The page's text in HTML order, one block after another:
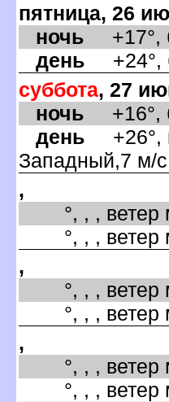
пятница, 26
ночь +17°,
день +24°,
суббота, 27
ночь +16°,
день +26°,
Западный,7 м/с
,
°, , , ветер
°, , , ветер
,
°, , , ветер
°, , , ветер
,
°, , , ветер
°, , , ветер